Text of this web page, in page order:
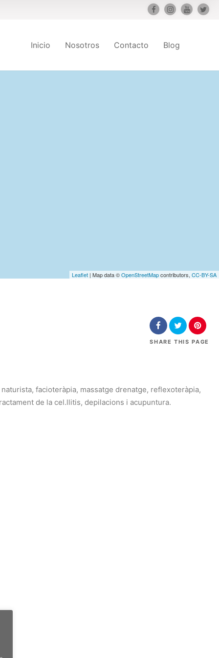
Inicio Nosotros Contacto Blog
Leaflet | Map data ©OpenStreetMapcontributors, CC-BY-SA
SHARE THIS PAGE
facioteràpia, massatge drenatge, reflexoteràpia,
de la cel.llitis, depilacions i acupuntura.